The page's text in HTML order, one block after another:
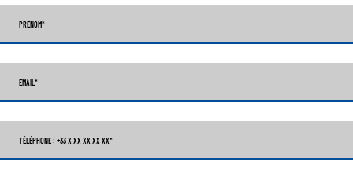
PRÉNOM*
EMAIL*
TÉLÉPHONE : +33 X XX XX XX XX*